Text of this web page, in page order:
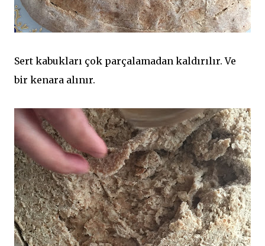
Sert kabukları çok parçalamadan kaldırılır. Ve
bir kenara alınır.